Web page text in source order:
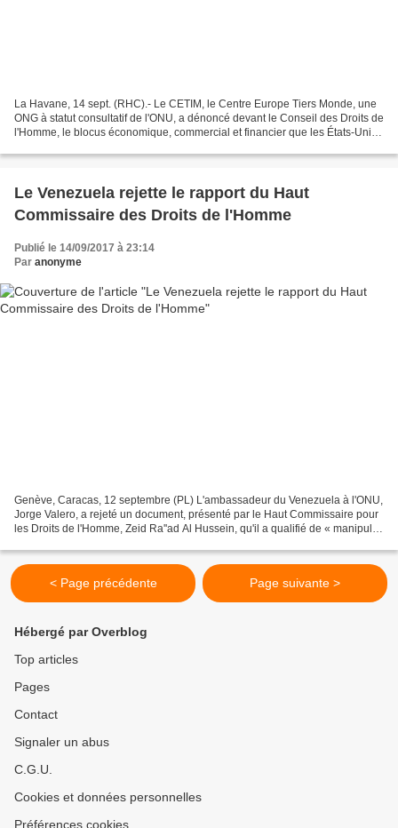
La Havane, 14 sept. (RHC).- Le CETIM, le Centre Europe Tiers Monde, une
ONG à statut consultatif de l'ONU, a dénoncé devant le Conseil des Droits de
l'Homme, le blocus économique, commercial et financier que les États-Unis
Le Venezuela rejette le rapport du Haut
Commissaire des Droits de l'Homme
Publié le 14/09/2017 à 23:14
Par anonyme
Genève, Caracas, 12 septembre (PL) L'ambassadeur du Venezuela à l'ONU,
Jorge Valero, a rejeté un document, présenté par le Haut Commissaire pour
les Droits de l'Homme, Zeid Ra''ad Al Hussein, qu'il a qualifié de « manipulé
< Page précédente Page suivante >
Hébergé par Overblog
Top articles
Pages
Contact
Signaler un abus
C.G.U.
Cookies et données personnelles
Préférences cookies